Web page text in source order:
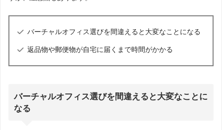
バーチャルオフィス選びを間違えると大変なことになる
返品物や郵便物が自宅に届くまで時間がかかる
バーチャルオフィス選びを間違えると大変なことに
なる